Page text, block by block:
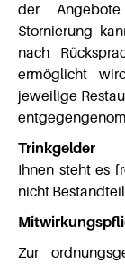
der
Stornierung
nach
ermöglicht
jeweilige
Trinkgelder
Ihnen steht es
nicht
Zur